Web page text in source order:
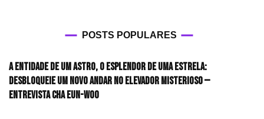
POSTS POPULARES
A entidade de um astro, o esplendor de uma estrela:
desbloqueie um novo andar no elevador misterioso —
Entrevista CHA EUN-WOO